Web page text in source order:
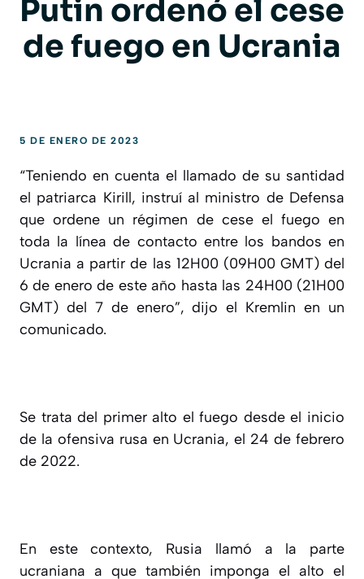
Putin ordenó el cese
de fuego en Ucrania
5 DE ENERO DE 2023
“Teniendo en cuenta el llamado de su santidad
el patriarca Kirill, instruí al ministro de Defensa
que ordene un régimen de cese el fuego en
toda la línea de contacto entre los bandos en
Ucrania a partir de las 12H00 (09H00 GMT) del
6 de enero de este año hasta las 24H00 (21H00
GMT) del 7 de enero”, dijo el Kremlin en un
comunicado.
Se trata del primer alto el fuego desde el inicio
de la ofensiva rusa en Ucrania, el 24 de febrero
de 2022.
En este contexto, Rusia llamó a la parte
ucraniana a que también imponga el alto el